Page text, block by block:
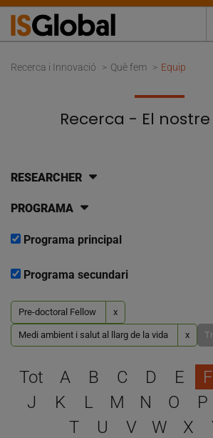
Recerca i Innovació Què fem Equip
Recerca - El
RESEARCHER
PROGRAMA
Programa principal
Programa secundari
Pre-doctoral Fellow x
Medi ambient i salut al llarg de la vida x
Escull
Tot A B C D E F
J
K L M N O P
T
U V W X